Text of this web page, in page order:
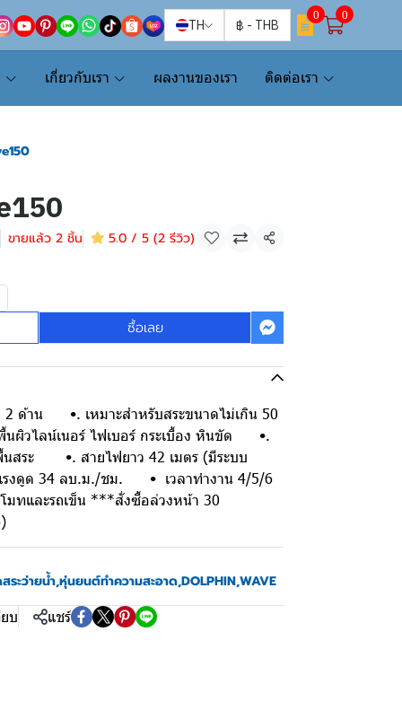
TH ฿ - THB
0 0
เกี่ยวกับเรา ผลงานของเรา ติดต่อเรา
ขายแล้ว 2 ชิ้น 5.0 / 5 (2 รีวิว) แชร์
ซื้อเลย
ด้าน •. เหมาะสำหรับสระขนาดไม่เกิน 50
ผิวไลน์เนอร์ ไฟเบอร์ กระเบื้อง หินขัด •.
นสระ •. สายไฟยาว 42 เมตร (มีระบบ
ดูด 34 ลบ.ม./ชม. • เวลาทำงาน 4/5/6
และรถเข็น ***สั่งซื้อล่วงหน้า 30
ระว่ายน้ำ,หุ่นยนต์ทำความสะอาด,DOLPHIN,WAVE
บ แชร์